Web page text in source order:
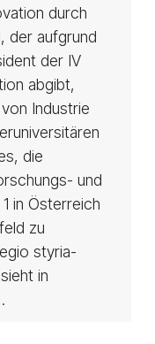
durch
der aufgrund
der IV
abgibt,
Industrie
die
und
in Österreich
zu
styria-
in